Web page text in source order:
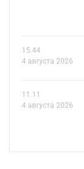
15.44
4 августа 2026
11.11
4 августа 2026